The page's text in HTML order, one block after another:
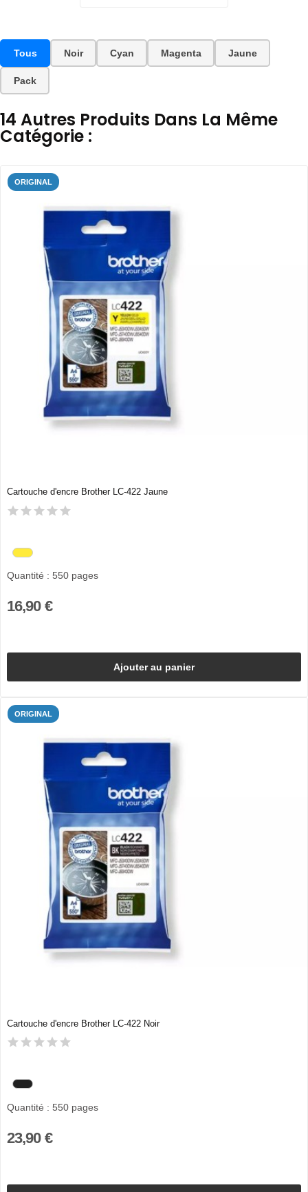
Tous Noir Cyan Magenta Jaune
Pack
14 Autres Produits Dans La Même
Catégorie :
ORIGINAL
Cartouche d'encre Brother LC-422 Jaune
Quantité : 550 pages
16,90 €
Ajouter au panier
ORIGINAL
Cartouche d'encre Brother LC-422 Noir
Quantité : 550 pages
23,90 €